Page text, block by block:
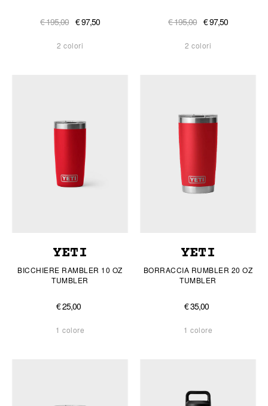
€ 195,00 € 97,50
2 colori
€ 195,00 € 97,50
2 colori
YETI
BICCHIERE RAMBLER 10 OZ
TUMBLER
€ 25,00
1 colore
YETI
BORRACCIA RUMBLER 20 OZ
TUMBLER
€ 35,00
1 colore